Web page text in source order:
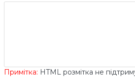
Примітка: HTML розмітка не